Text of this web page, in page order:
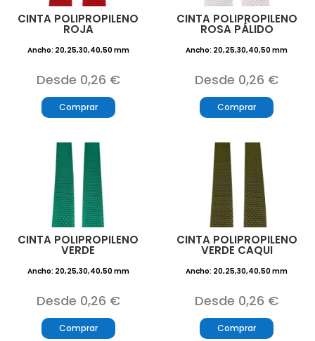
CINTA POLIPROPILENO
ROJA
Ancho: 20,25,30,40,50 mm
Desde 0,26 €
Comprar
CINTA POLIPROPILENO
ROSA PÁLIDO
Ancho: 20,25,30,40,50 mm
Desde 0,26 €
Comprar
CINTA POLIPROPILENO
VERDE
Ancho: 20,25,30,40,50 mm
Desde 0,26 €
Comprar
CINTA POLIPROPILENO
VERDE CAQUI
Ancho: 20,25,30,40,50 mm
Desde 0,26 €
Comprar